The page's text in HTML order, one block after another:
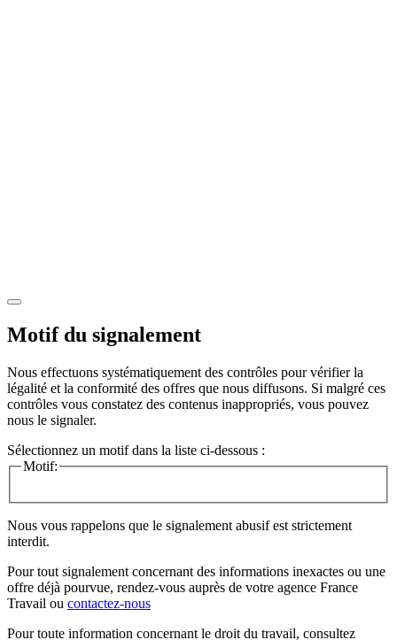
Motif du signalement
Nous effectuons systématiquement des contrôles pour vérifier la
légalité et la conformité des offres que nous diffusons. Si malgré ces
contrôles vous constatez des contenus inappropriés, vous pouvez
nous le signaler.
Sélectionnez un motif dans la liste ci-dessous :
Motif:
Nous vous rappelons que le signalement abusif est strictement
interdit.
Pour tout signalement concernant des informations inexactes ou une
offre déjà pourvue, rendez-vous auprès de votre agence France
Travail ou contactez-nous
Pour toute information concernant le droit du travail, consultez